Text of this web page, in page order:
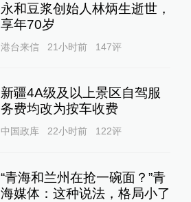
永和豆浆创始人林炳生逝世，
享年70岁
港台来信 21小时前 147评
新疆4A级及以上景区自驾服
务费均改为按车收费
中国政库 22小时前 122评
“青海和兰州在抢一碗面？”青
海媒体：这种说法，格局小了